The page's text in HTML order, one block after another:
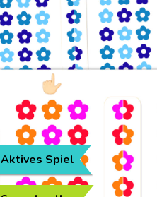
Aktives Spiel